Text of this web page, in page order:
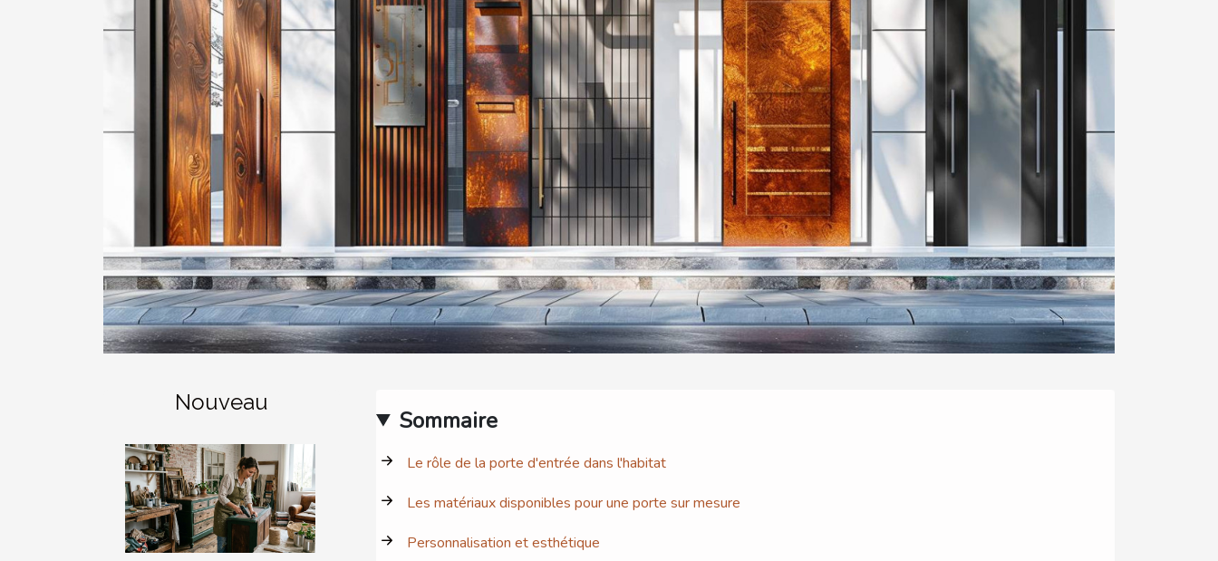
Nouveau
Sommaire
Le rôle de la porte d'entrée dans l'habitat
Les matériaux disponibles pour une porte sur mesure
Personnalisation et esthétique